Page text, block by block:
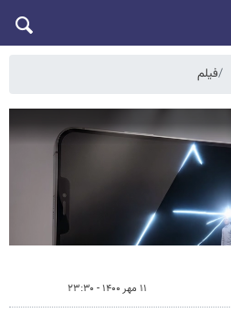
فیلم
۱۱ مهر ۱۴۰۰ - ۲۳:۳۰